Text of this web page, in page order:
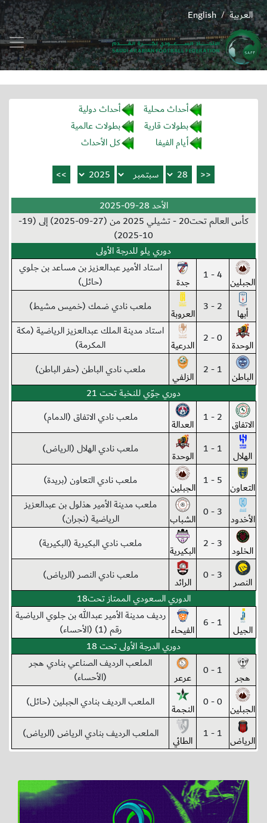
English / العربية
أحداث محلية
أحداث دولية
بطولات قارية
بطولات عالمية
أيام الفيفا
كل الأحداث
الأحد 28-09-2025
كأس العالم تحت20 - تشيلي 2025 من (27-09-2025) إلى (19-
10-2025)
دوري يلو للدرجة الأولى
الجبلين 4 - 1 جدة
استاد الأمير عبدالعزيز بن مساعد بن جلوي
(حائل)
أبها 2 - 3 العروبة ملعب نادي ضمك (خميس مشيط)
الوحدة 0 - 2 الدرعية
استاد مدينة الملك عبدالعزيز الرياضية (مكة
المكرمة)
الباطن 1 - 2 الزلفي
ملعب نادي الباطن (حفر الباطن)
دوري جوّي للنخبة تحت 21
الاتفاق 2 - 1 العدالة ملعب نادي الاتفاق (الدمام)
الهلال 1 - 1 الوحدة ملعب نادي الهلال (الرياض)
التعاون 5 - 1 الجبلين ملعب نادي التعاون (بريدة)
الأخدود 3 - 0 الشباب
ملعب مدينة الأمير هذلول بن عبدالعزيز
الرياضية (نجران)
الخلود 3 - 2 البكيرية ملعب نادي البكيرية (البكيرية)
النصر 3 - 0 الرائد
ملعب نادي النصر (الرياض)
الدوري السعودي الممتاز تحت18
الجيل 1 - 6 الفيحاء
رديف مدينة الأمير عبدالله بن جلوي الرياضية
رقم (1) (الأحساء)
دوري الدرجة الأولى تحت 18
هجر 1 - 0 عرعر
الملعب الرديف الصناعي بنادي هجر
(الأحساء)
الجبلين 0 - 0 النجمة الملعب الرديف بنادي الجبلين (حائل)
الرياض 1 - 1 الطائي الملعب الرديف بنادي الرياض (الرياض)